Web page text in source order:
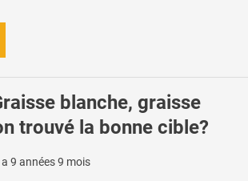
blanche, graisse
trouvé la bonne cible?
9 années 9 mois